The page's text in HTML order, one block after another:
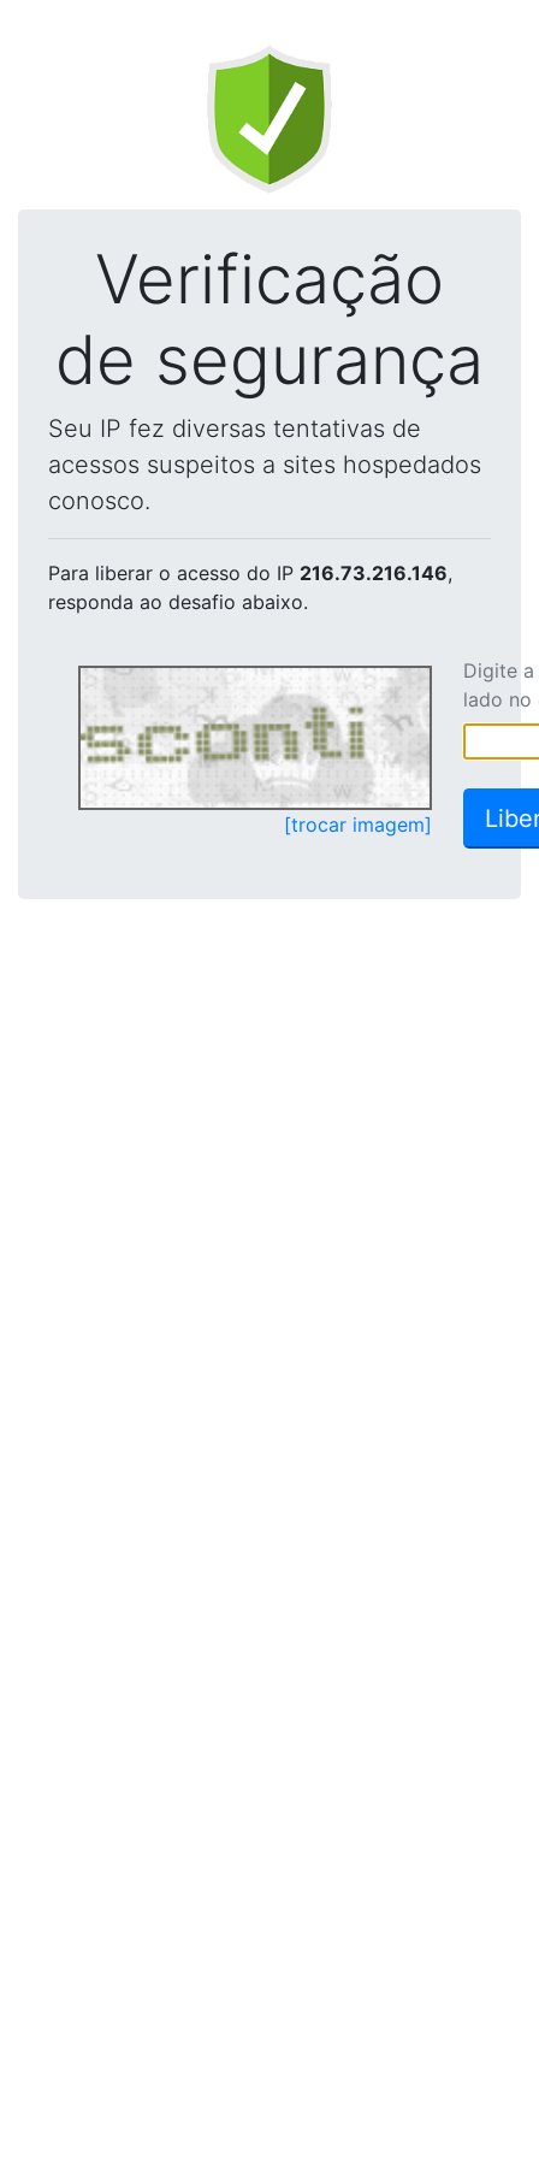
Verificação
de segurança
Seu IP fez diversas tentativas de
acessos suspeitos a sites hospedados
conosco.
Para liberar o acesso do IP 216.73.216.146,
responda ao desafio abaixo.
[trocar imagem]
Digite
lado no